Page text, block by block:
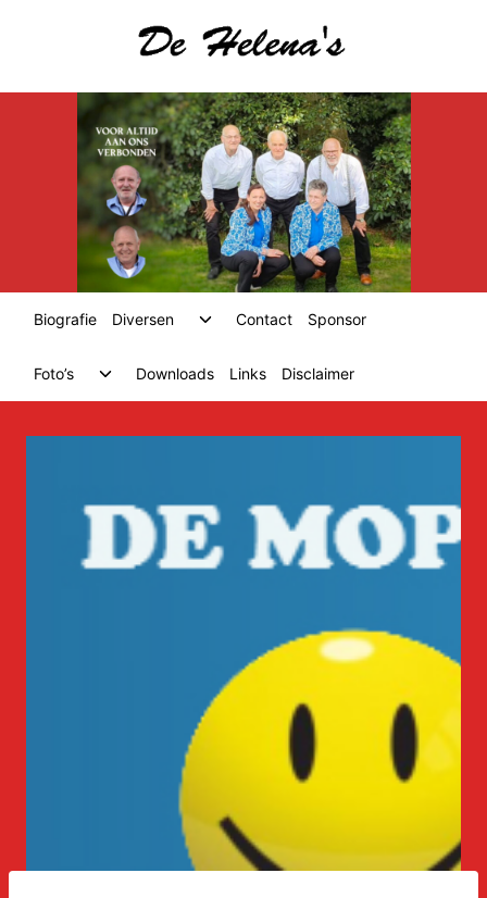
Biografie Diversen
ToggleContact Sponsor
Foto’s
ToggleDownloads Links Disclaimer